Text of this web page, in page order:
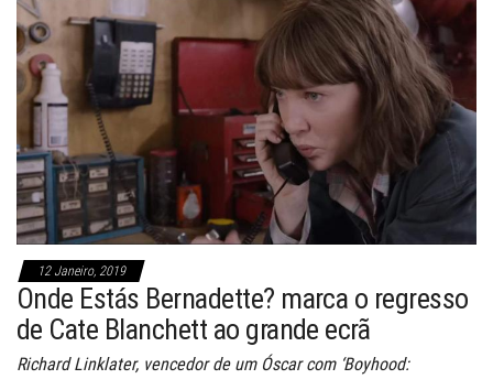
12 Janeiro, 2019
Onde Estás Bernadette? marca o regresso
de Cate Blanchett ao grande ecrã
Richard Linklater, vencedor de um Óscar com ‘Boyhood: